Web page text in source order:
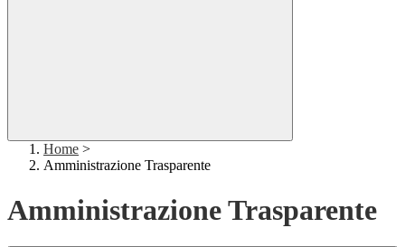
Home >
Amministrazione Trasparente
Amministrazione Trasparente